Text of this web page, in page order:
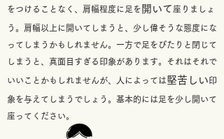
をつけることなく、肩幅程度に足を 開いて 座りましょ
う。肩幅以上に開いてしまうと、少し偉そうな態度にな
ってしまうかもしれません。一方で足をぴたりと閉じて
しまうと、真面目すぎる印象があります。それはそれで
いいことかもしれませんが、人によっては堅苦しい 印
象を与えてしまうでしょう。基本的には足を少し開いて
座ってください。